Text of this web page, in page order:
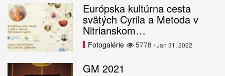
Európska kultúrna cesta
svätých Cyrila a Metoda v
Nitrianskom…
5778
Fotogalérie / Jan 31, 2022
GM 2021